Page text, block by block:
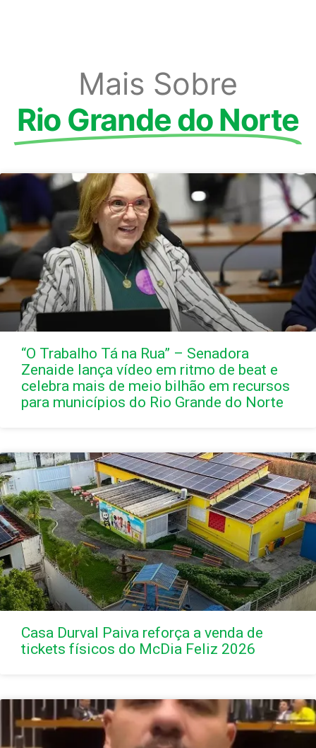
Mais Sobre
Rio Grande do Norte
“O Trabalho Tá na Rua” – Senadora
Zenaide lança vídeo em ritmo de beat e
celebra mais de meio bilhão em recursos
para municípios do Rio Grande do Norte
Casa Durval Paiva reforça a venda de
tickets físicos do McDia Feliz 2026